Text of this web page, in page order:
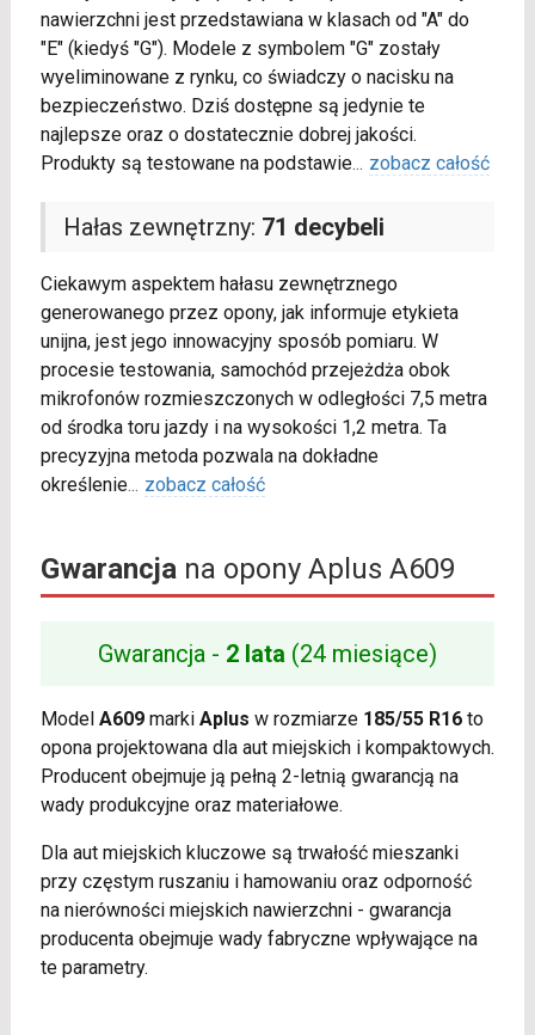
nawierzchni jest przedstawiana w klasach od "A" do
"E" (kiedyś "G"). Modele z symbolem "G" zostały
wyeliminowane z rynku, co świadczy o nacisku na
bezpieczeństwo. Dziś dostępne są jedynie te
najlepsze oraz o dostatecznie dobrej jakości.
Produkty są testowane na podstawie... zobacz całość
Hałas zewnętrzny: 71 decybeli
Ciekawym aspektem hałasu zewnętrznego
generowanego przez opony, jak informuje etykieta
unijna, jest jego innowacyjny sposób pomiaru. W
procesie testowania, samochód przejeżdża obok
mikrofonów rozmieszczonych w odległości 7,5 metra
od środka toru jazdy i na wysokości 1,2 metra. Ta
precyzyjna metoda pozwala na dokładne
określenie... zobacz całość
Gwarancjana opony Aplus A609
Gwarancja - 2 lata (24 miesiące)
Model A609marki Aplus w rozmiarze 185/55 R16to
opona projektowana dla aut miejskich i kompaktowych.
Producent obejmuje ją pełną 2-letnią gwarancją na
wady produkcyjne oraz materiałowe.
Dla aut miejskich kluczowe są trwałość mieszanki
przy częstym ruszaniu i hamowaniu oraz odporność
na nierówności miejskich nawierzchni - gwarancja
producenta obejmuje wady fabryczne wpływające na
te parametry.